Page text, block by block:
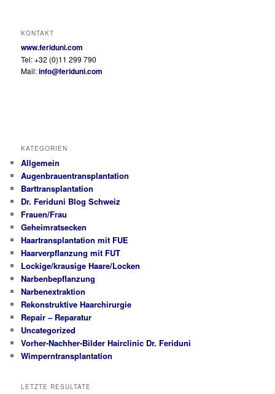
KONTAKT
www.feriduni.com
Tel: +32 (0)11 299 790
Mail:info@feriduni.com
KATEGORIEN
Allgemein
Augenbrauentransplantation
Barttransplantation
Dr. Feriduni Blog Schweiz
Frauen/Frau
Geheimratsecken
Haartransplantation mit FUE
Haarverpflanzung mit FUT
Lockige/krausige Haare/Locken
Narbenbepflanzung
Narbenextraktion
Rekonstruktive Haarchirurgie
Repair – Reparatur
Uncategorized
Vorher-Nachher-Bilder Hairclinic Dr. Feriduni
Wimperntransplantation
LETZTE RESULTATE